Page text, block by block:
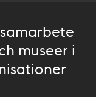
museer i